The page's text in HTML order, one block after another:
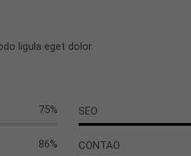
ligula eget dolor.
75% SEO
86% CONTAO